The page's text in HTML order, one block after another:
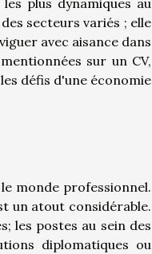
plus dynamiques au
secteurs variés ; elle
avec aisance dans
sur un CV,
défis d'une économie
monde professionnel.
un atout considérable.
les postes au sein des
diplomatiques ou